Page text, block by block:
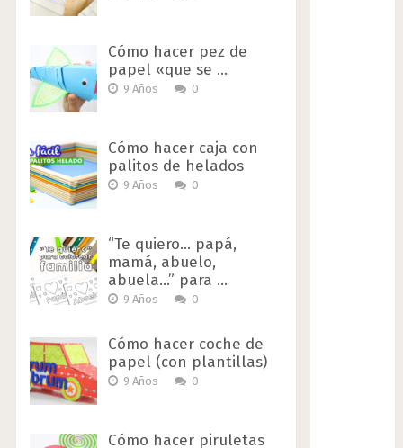
Cómo hacer pez de
papel «que se …
9 Años 0
Cómo hacer caja con
palitos de helados
9 Años 0
“Te quiero… papá,
mamá, abuelo,
abuela…” para …
9 Años 0
Cómo hacer coche de
papel (con plantillas)
9 Años 0
Cómo hacer piruletas